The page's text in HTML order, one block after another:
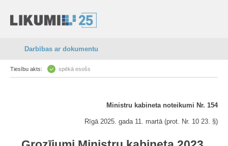
Darbības ar dokumentu
Tiesību akts: spēkā esošs
Ministru kabineta noteikumi Nr. 154
Rīgā 2025. gada 11. martā (prot. Nr. 10 23. §)